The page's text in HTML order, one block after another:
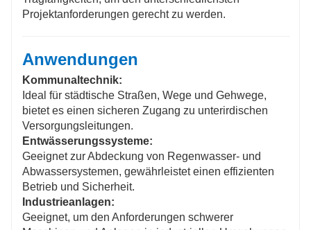
Projektanforderungen gerecht zu werden.
Anwendungen
Kommunaltechnik:
Ideal für städtische Straßen, Wege und Gehwege,
bietet es einen sicheren Zugang zu unterirdischen
Versorgungsleitungen.
Entwässerungssysteme:
Geeignet zur Abdeckung von Regenwasser- und
Abwassersystemen, gewährleistet einen effizienten
Betrieb und Sicherheit.
Industrieanlagen:
Geeignet, um den Anforderungen schwerer